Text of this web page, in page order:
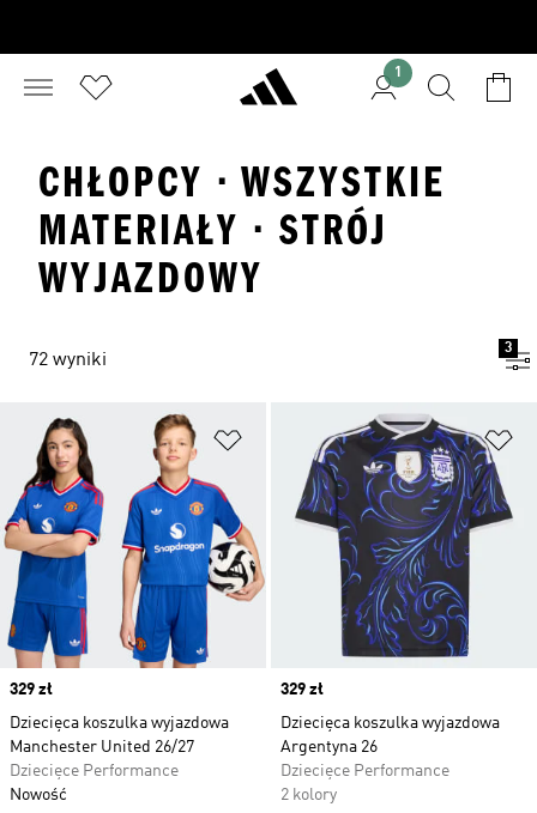
1
CHŁOPCY · WSZYSTKIE
MATERIAŁY · STRÓJ
WYJAZDOWY
72 wyniki
3
Dodaj do listy życzeń
Price
329 zł
Dziecięca koszulka wyjazdowa
Manchester United 26/27
Dziecięce Performance
Nowość
Price
329 zł
Dziecięca koszulka wyjazdowa
Argentyna 26
Dziecięce Performance
2 kolory